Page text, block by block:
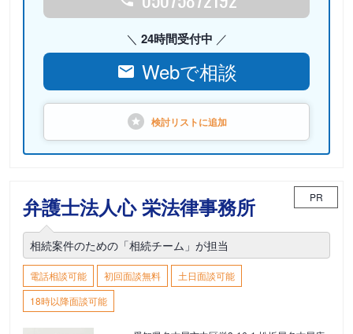
24時間受付中
Webで相談
検討リストに追加
弁護士法人心 栄法律事務所 PR
相続案件のための「相続チーム」が担当
電話相談可能 初回面談無料
土日面談可能
18時以降面談可能